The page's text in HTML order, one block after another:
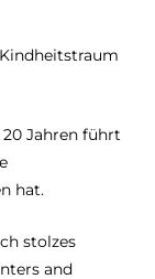
Jahren führt
hat.
stolzes
and